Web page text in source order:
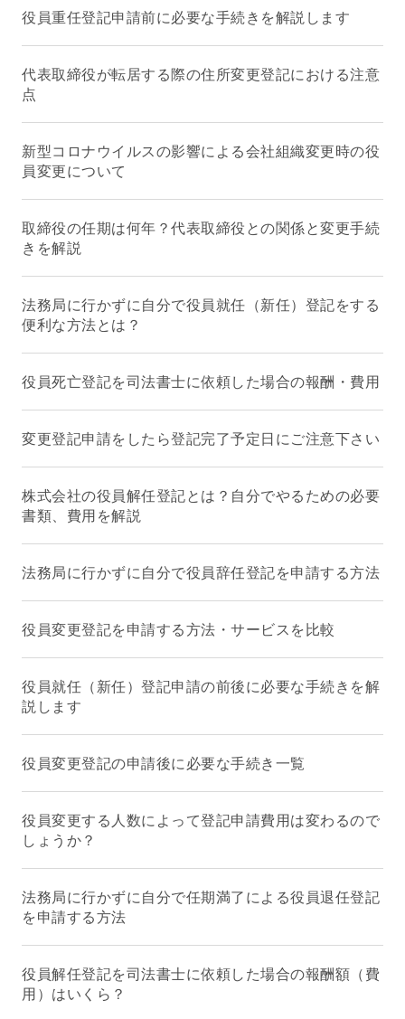
役員重任登記申請前に必要な手続きを解説します
代表取締役が転居する際の住所変更登記における注意
点
新型コロナウイルスの影響による会社組織変更時の役
員変更について
取締役の任期は何年？代表取締役との関係と変更手続
きを解説
法務局に行かずに自分で役員就任（新任）登記をする
便利な方法とは？
役員死亡登記を司法書士に依頼した場合の報酬・費用
変更登記申請をしたら登記完了予定日にご注意下さい
株式会社の役員解任登記とは？自分でやるための必要
書類、費用を解説
法務局に行かずに自分で役員辞任登記を申請する方法
役員変更登記を申請する方法・サービスを比較
役員就任（新任）登記申請の前後に必要な手続きを解
説します
役員変更登記の申請後に必要な手続き一覧
役員変更する人数によって登記申請費用は変わるので
しょうか？
法務局に行かずに自分で任期満了による役員退任登記
を申請する方法
役員解任登記を司法書士に依頼した場合の報酬額（費
用）はいくら？